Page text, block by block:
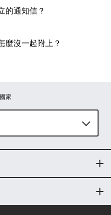
的通知信？
子發票實施作業
24小時後於【訂
票內容。
，您可於訂單查
取發票正本，
麼沒一起附上？
址。
請記得填寫正確
家